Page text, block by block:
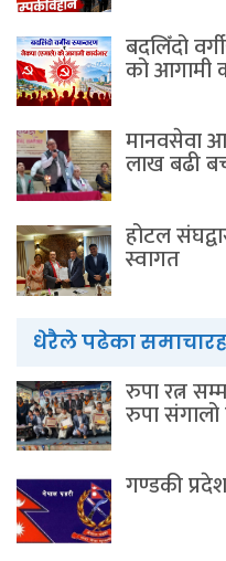
बदलिँदो
को आगामी
मानवसेवा
लाख बढी
होटल
स्वागत
धेरैले पढेका
रुपा रत्न
रुपा संगालो
गण्डकी